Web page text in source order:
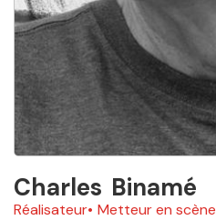
Charles Binamé
Réalisateur Metteur en scène